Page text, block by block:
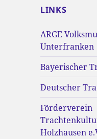
LINKS
ARGE
Unterfranken
Bayerischer
Deutscher
Förderverein
Holzhausen